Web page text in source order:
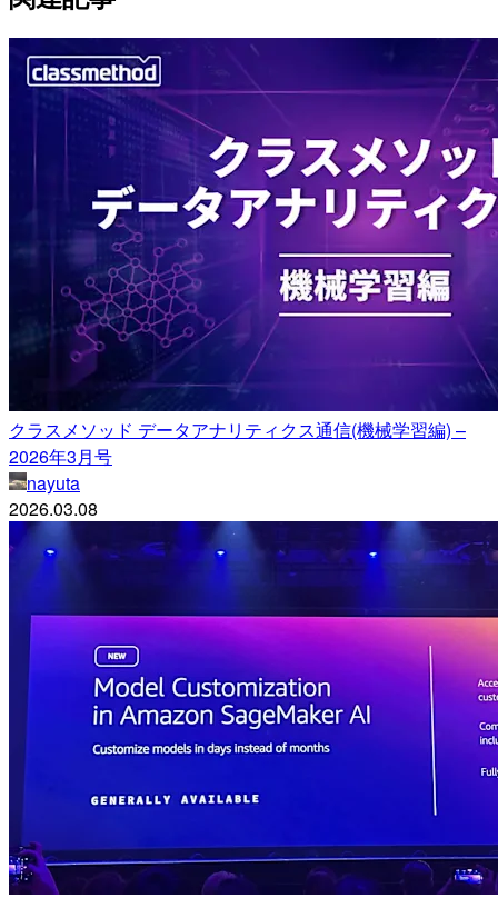
クラスメソッド データアナリティクス通信(機械学習編) –
2026年3月号
nayuta
2026.03.08